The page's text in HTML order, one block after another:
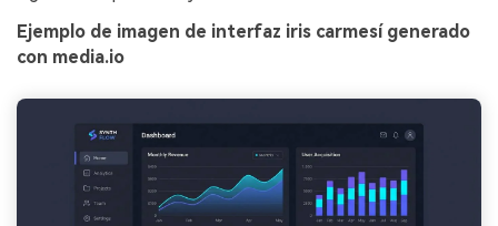
Ejemplo de imagen de interfaz iris carmesí generado
con media.io